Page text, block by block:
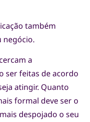
também
negócio.
a
ser feitas de acordo
atingir. Quanto
formal deve ser o
despojado o seu